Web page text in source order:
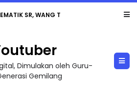
6 OLEH CIKGU ANITA #ALLINONE #141 #...
Dimulakan oleh Guru-
Gemilang